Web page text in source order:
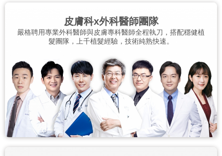
皮膚科x外科醫師團隊
嚴格聘用專業外科醫師與皮膚專科醫師全程執刀，搭配穩健植
髮團隊，上千植髮經驗，技術純熟快速。